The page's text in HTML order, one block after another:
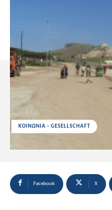
ΚΟΙΝΩΝΙΑ - GESELLSCHAFT
Facebook X